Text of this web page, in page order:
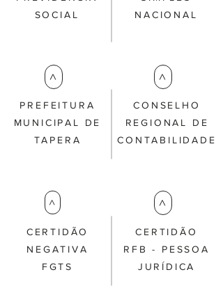
PREFEITURA
MUNICIPAL DE
TAPERA
NACIONAL
CERTIDÃO
NEGATIVA
FGTS
>
>
>
CERTIDÃO
RFB - PESSOA
JURÍDICA
>
SOCIAL
CONSELHO
REGIONAL DE
CONTABILIDADE